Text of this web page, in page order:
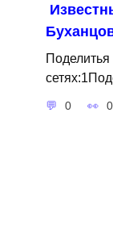
0 0